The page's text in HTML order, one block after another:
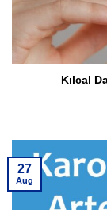
Kılcal
27
Aug